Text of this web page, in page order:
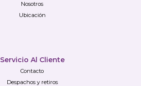
Nosotros
Ubicación
Servicio Al Cliente
Contacto
Despachos y retiros